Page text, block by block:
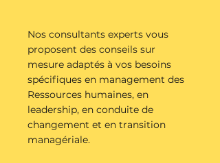
Nos consultants experts vous
proposent des conseils sur
mesure adaptés à vos besoins
spécifiques en management des
Ressources humaines, en
leadership, en conduite de
changement et en transition
managériale.